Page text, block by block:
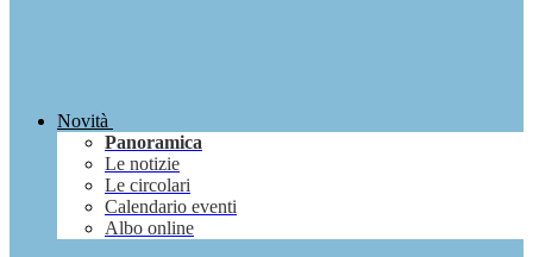
Novità
Panoramica
Le notizie
Le circolari
Calendario eventi
Albo online